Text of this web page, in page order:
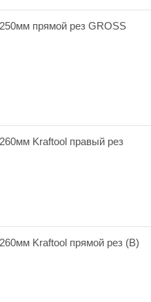
прямой рез GROSS
Kraftool правый рез
Kraftool прямой рез (В)